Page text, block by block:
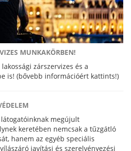
MUNKAKÖRBEN!
zárszervizes és a
is! (bővebb információért kattints!)
megújult
keretében nemcsak a tűzgátló
hanem az egyéb speciális
javítási és szerelvényezési